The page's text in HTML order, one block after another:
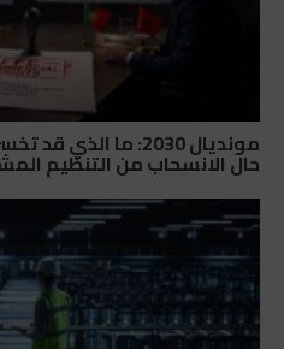
مونديال 2030: ما
حال الانسحاب من التنظيم